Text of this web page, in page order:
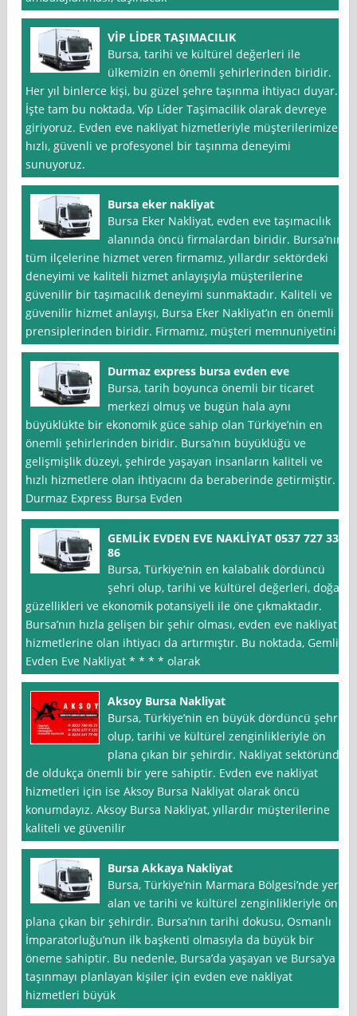
VİP LİDER TAŞIMACILIK
Bursa, tarihi ve kültürel değerleri ile
ülkemizin en önemli şehirlerinden biridir.
Her yıl binlerce kişi, bu güzel şehre taşınma ihtiyacı duyar.
İşte tam bu noktada, Vi̇p Li̇der Taşimacilik olarak devreye
giriyoruz. Evden eve nakliyat hizmetleriyle müşterilerimize
hızlı, güvenli ve profesyonel bir taşınma deneyimi
sunuyoruz.
Bursa eker nakliyat
Bursa Eker Nakliyat, evden eve taşımacılık
alanında öncü firmalardan biridir. Bursa’nın
tüm ilçelerine hizmet veren firmamız, yıllardır sektördeki
deneyimi ve kaliteli hizmet anlayışıyla müşterilerine
güvenilir bir taşımacılık deneyimi sunmaktadır. Kaliteli ve
güvenilir hizmet anlayışı, Bursa Eker Nakliyat’ın en önemli
prensiplerinden biridir. Firmamız, müşteri memnuniyetini
Durmaz express bursa evden eve
Bursa, tarih boyunca önemli bir ticaret
merkezi olmuş ve bugün hala aynı
büyüklükte bir ekonomik güce sahip olan Türkiye’nin en
önemli şehirlerinden biridir. Bursa’nın büyüklüğü ve
gelişmişlik düzeyi, şehirde yaşayan insanların kaliteli ve
hızlı hizmetlere olan ihtiyacını da beraberinde getirmiştir.
Durmaz Express Bursa Evden
GEMLİK EVDEN EVE NAKLİYAT 0537 727 33
86
Bursa, Türkiye’nin en kalabalık dördüncü
şehri olup, tarihi ve kültürel değerleri, doğal
güzellikleri ve ekonomik potansiyeli ile öne çıkmaktadır.
Bursa’nın hızla gelişen bir şehir olması, evden eve nakliyat
hizmetlerine olan ihtiyacı da artırmıştır. Bu noktada, Gemlik
Evden Eve Nakliyat * * * * olarak
Aksoy Bursa Nakliyat
Bursa, Türkiye’nin en büyük dördüncü şehri
olup, tarihi ve kültürel zenginlikleriyle ön
plana çıkan bir şehirdir. Nakliyat sektöründe
de oldukça önemli bir yere sahiptir. Evden eve nakliyat
hizmetleri için ise Aksoy Bursa Nakliyat olarak öncü
konumdayız. Aksoy Bursa Nakliyat, yıllardır müşterilerine
kaliteli ve güvenilir
Bursa Akkaya Nakliyat
Bursa, Türkiye’nin Marmara Bölgesi’nde yer
alan ve tarihi ve kültürel zenginlikleriyle ön
plana çıkan bir şehirdir. Bursa’nın tarihi dokusu, Osmanlı
İmparatorluğu’nun ilk başkenti olmasıyla da büyük bir
öneme sahiptir. Bu nedenle, Bursa’da yaşayan ve Bursa’ya
taşınmayı planlayan kişiler için evden eve nakliyat
hizmetleri büyük